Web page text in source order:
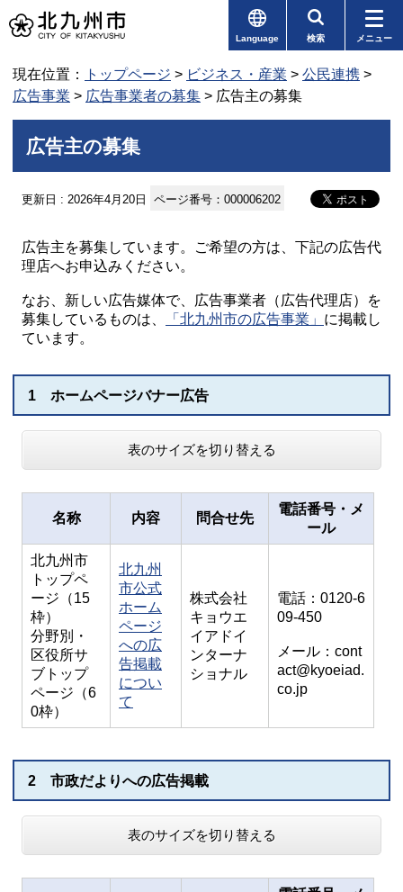
Language 検索 メニュー
現在位置： トップページ > ビジネス・産業 > 公民連携 >
広告事業 > 広告事業者の募集 > 広告主の募集
広告主の募集
更新日 : 2026年4月20日 ページ番号：000006202
広告主を募集しています。ご希望の方は、下記の広告代
理店へお申込みください。
なお、新しい広告媒体で、広告事業者（広告代理店）を
募集しているものは、
「北九州市の広告事業」 に掲載し
ています。
1 ホームページバナー広告
表のサイズを切り替える
名称 内容 問合せ先
電話番号・メ
ール
北九州市
トップペ
ージ（15
枠）
分野別・
区役所サ
ブトップ
ページ（6
0枠）
北九州
市公式
ホーム
ページ
への広
告掲載
につい
て
株式会社
キョウエ
イアドイ
ンターナ
ショナル
電話：0120-6
09-450
メール：cont
act@kyoeiad.
co.jp
2 市政だよりへの広告掲載
表のサイズを切り替える